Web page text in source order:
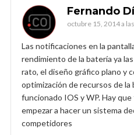
Fernando
octubre 15, 2014 a
Las notificaciones en la
rendimiento de la batería ya
rato, el diseño gráfico plano y
optimización de recursos de la
funcionado IOS y WP. Hay
empezar a hacer un sistema
competidores